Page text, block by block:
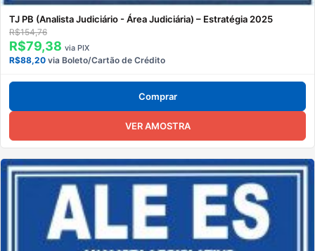
TJ PB (Analista Judiciário - Área Judiciária) – Estratégia 2025
R$154,76
R$79,38 via PIX
R$88,20 via Boleto/Cartão de Crédito
Comprar
VER AMOSTRA